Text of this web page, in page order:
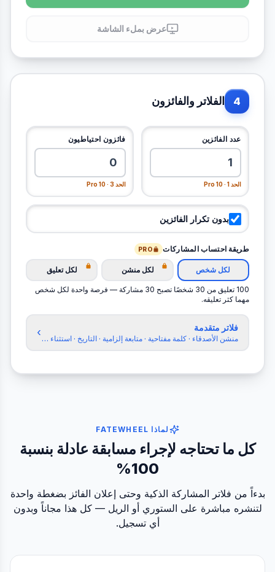
4 الفلاتر والفائزون
عدد الفائزين
الحد 1 · Pro 10
فائزون احتياطيون
الحد 3 · Pro 10
بدون تكرار الفائزين
طريقة احتساب المشاركات PRO
لكل شخص لكل منشن لكل تعليق
100 تعليق من 30 شخصًا تصبح 30 مشاركة — فرصة واحدة لكل شخص
مهما كثر تعليقه.
فلاتر متقدمة
منشن الأصدقاء · كلمة مفتاحية · متابعة إلزامية · التاريخ · استثناء حسابات
›
عرض بملء الشاشة
لماذا FATEWHEEL
كل ما تحتاجه لإجراء مسابقة عادلة بنسبة
100%
بدءاً من فلاتر المشاركة الذكية وحتى إعلان الفائز بضغطة واحدة
لتنشره مباشرة على الستوري أو الريل — كل هذا مجاناً وبدون
أي تسجيل.